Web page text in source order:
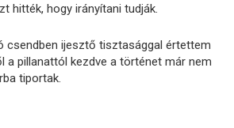
hitték, hogy irányítani tudják.
csendben ijesztő tisztasággal értettem
a pillanattól kezdve a történet már nem
tiportak.